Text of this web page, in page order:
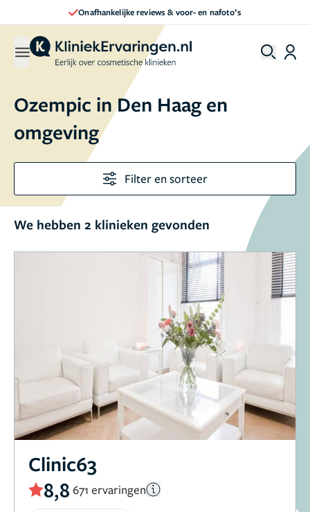
Onafhankelijke reviews & voor- en nafoto’s
Ozempic in Den Haag en
omgeving
Filter en sorteer
We hebben 2 klinieken gevonden
Clinic63
8,8 671 ervaringen